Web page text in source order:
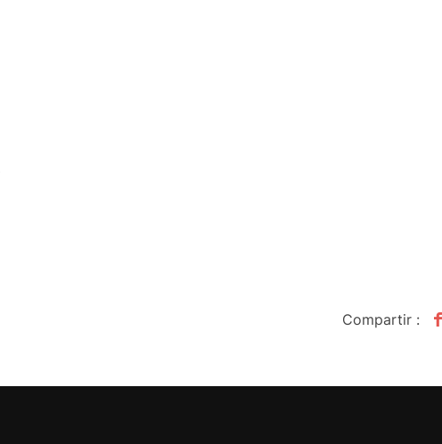
Compartir :